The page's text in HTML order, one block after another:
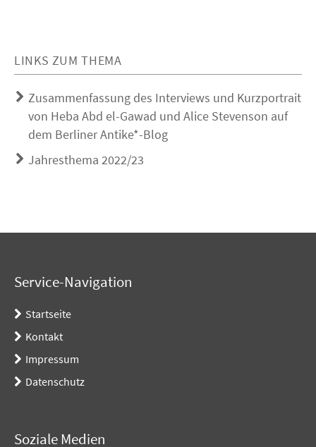
LINKS ZUM THEMA
Zusammenfassung des Interviews und Kurzportrait
von Heba Abd el-Gawad und Alice Stevenson auf
dem Berliner Antike*-Blog
Jahresthema 2022/23
Service-Navigation
Startseite
Kontakt
Impressum
Datenschutz
Soziale Medien